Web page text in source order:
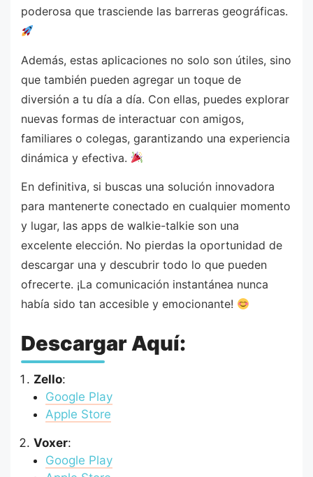
poderosa que trasciende las barreras geográficas.
Además, estas aplicaciones no solo son útiles, sino
que también pueden agregar un toque de
diversión a tu día a día. Con ellas, puedes explorar
nuevas formas de interactuar con amigos,
familiares o colegas, garantizando una experiencia
dinámica y efectiva.
En definitiva, si buscas una solución innovadora
para mantenerte conectado en cualquier momento
y lugar, las apps de walkie-talkie son una
excelente elección. No pierdas la oportunidad de
descargar una y descubrir todo lo que pueden
ofrecerte. ¡La comunicación instantánea nunca
había sido tan accesible y emocionante!
Descargar Aquí:
Zello:
Google Play
Apple Store
Voxer:
Google Play